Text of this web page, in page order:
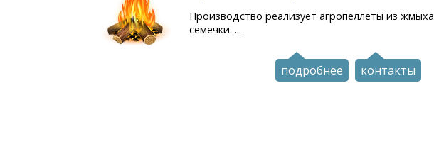
Производство реализует агропеллеты из жмыха
семечки. ...
подробнее контакты